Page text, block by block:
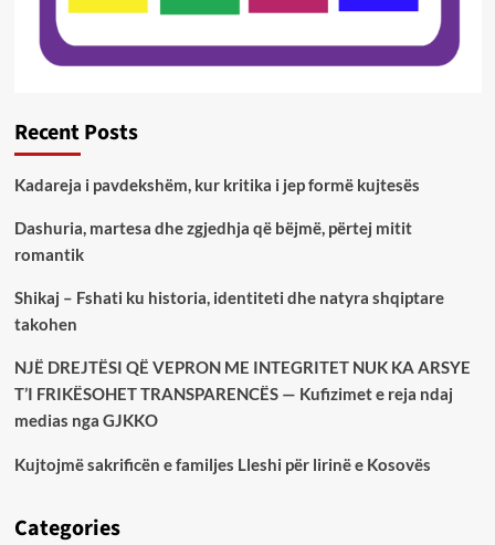
Recent Posts
Kadareja i pavdekshëm, kur kritika i jep formë kujtesës
Dashuria, martesa dhe zgjedhja që bëjmë, përtej mitit
romantik
Shikaj – Fshati ku historia, identiteti dhe natyra shqiptare
takohen
NJË DREJTËSI QË VEPRON ME INTEGRITET NUK KA ARSYE
T’I FRIKËSOHET TRANSPARENCËS — Kufizimet e reja ndaj
medias nga GJKKO
Kujtojmë sakrificën e familjes Lleshi për lirinë e Kosovës
Categories